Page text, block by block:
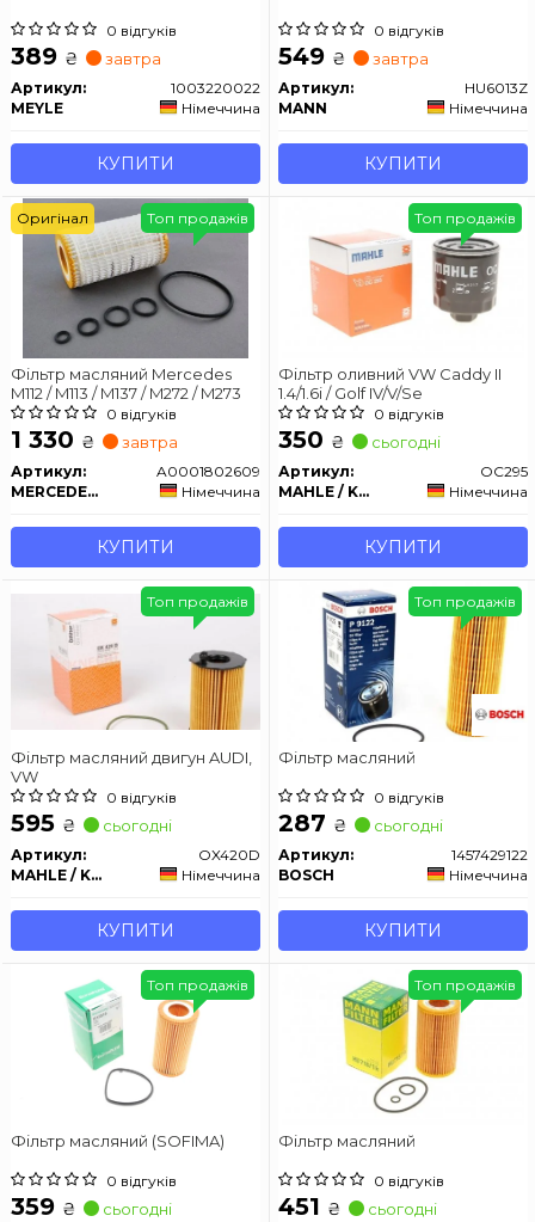
0 відгуків
389 ₴ завтра
Артикул:
1003220022
MEYLE
Німеччина
КУПИТИ
0 відгуків
549 ₴ завтра
Артикул:
HU6013Z
MANN
Німеччина
КУПИТИ
Фільтр масляний Mercedes
M112 / M113 / M137 / M272 / M273
0 відгуків
1 330 ₴ завтра
Артикул:
A0001802609
MERCEDES-BENZ
Німеччина
КУПИТИ
Топ продажів
Оригінал
Фільтр оливний VW Caddy II
1.4/1.6i / Golf IV/V/Se
0 відгуків
350 ₴ сьогодні
Артикул:
OC295
MAHLE / KNECHT
Німеччина
КУПИТИ
Топ продажів
Фільтр масляний двигун AUDI,
VW
0 відгуків
595 ₴ сьогодні
Артикул:
OX420D
MAHLE / KNECHT
Німеччина
КУПИТИ
Топ продажів
Фільтр масляний
0 відгуків
287 ₴ сьогодні
Артикул:
1457429122
BOSCH
Німеччина
КУПИТИ
Топ продажів
Фільтр масляний (SOFIMA)
0 відгуків
359 ₴ сьогодні
Топ продажів
Фільтр масляний
0 відгуків
451 ₴ сьогодні
Топ продажів